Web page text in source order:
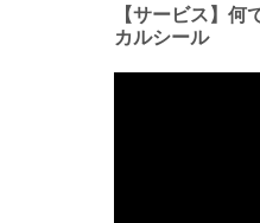
【サービス】
カルシール